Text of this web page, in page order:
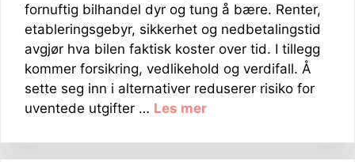
fornuftig bilhandel dyr og tung å bære. Renter,
etableringsgebyr, sikkerhet og nedbetalingstid
avgjør hva bilen faktisk koster over tid. I tillegg
kommer forsikring, vedlikehold og verdifall. Å
sette seg inn i alternativer reduserer risiko for
uventede utgifter … Les mer